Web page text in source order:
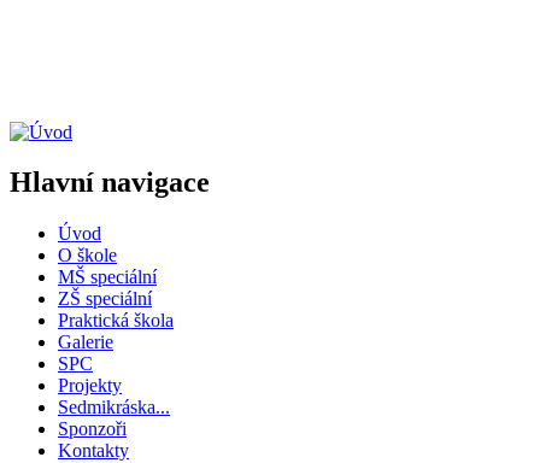
Hlavní navigace
Úvod
O škole
MŠ speciální
ZŠ speciální
Praktická škola
Galerie
SPC
Projekty
Sedmikráska...
Sponzoři
Kontakty